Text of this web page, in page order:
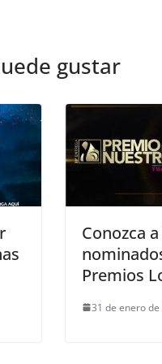
gustar
Conozca
Premios
31 de enero de